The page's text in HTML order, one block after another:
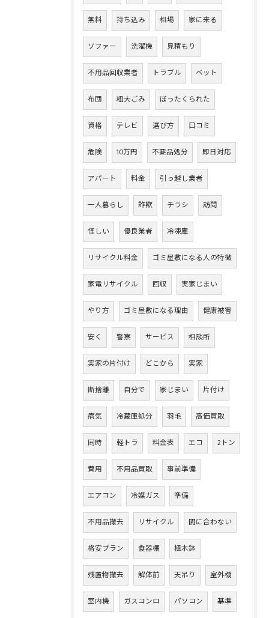
無料 持ち込み 相場 家に来る
ソファー 洗濯機 見積もり
不用品回収業者 トラブル ベット
布団 粗大ごみ ぼったくられた
資格 テレビ 選び方 口コミ
危険 10万円 不要品処分 即日対応
アパート 料金 引っ越し業者
一人暮らし 詐欺 チラシ 訪問
怪しい 優良業者 冷凍庫
リサイクル料金 ゴミ屋敷になる人の特徴
家電リサイクル 回収 実家じまい
やり方 ゴミ屋敷になる理由 健康被害
安く 警察 サービス 相談所
実家の片付け どこから 実家
断捨離 自分で 家じまい 片付け
病気 冷蔵庫処分 羽毛 高価買取
同時 軽トラ 料金表 エコ 2トン
費用 不用品買取 事前準備
エアコン 冷媒ガス 準備
不用品撤去 リサイクル 間に合わない
格安プラン 食器棚 植木鉢
残置物撤去 解体前 天吊り 室外機
室内機 ガスコンロ パソコン 基準